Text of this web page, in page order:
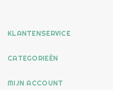
KLANTENSERVICE
CATEGORIEËN
MIJN ACCOUNT